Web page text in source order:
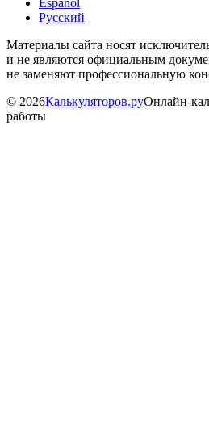
Русский
Материалы сайта носят
и не являются официальным
не заменяют профессиональную
© 2026Калькуляторов.руОнлайн-
работы